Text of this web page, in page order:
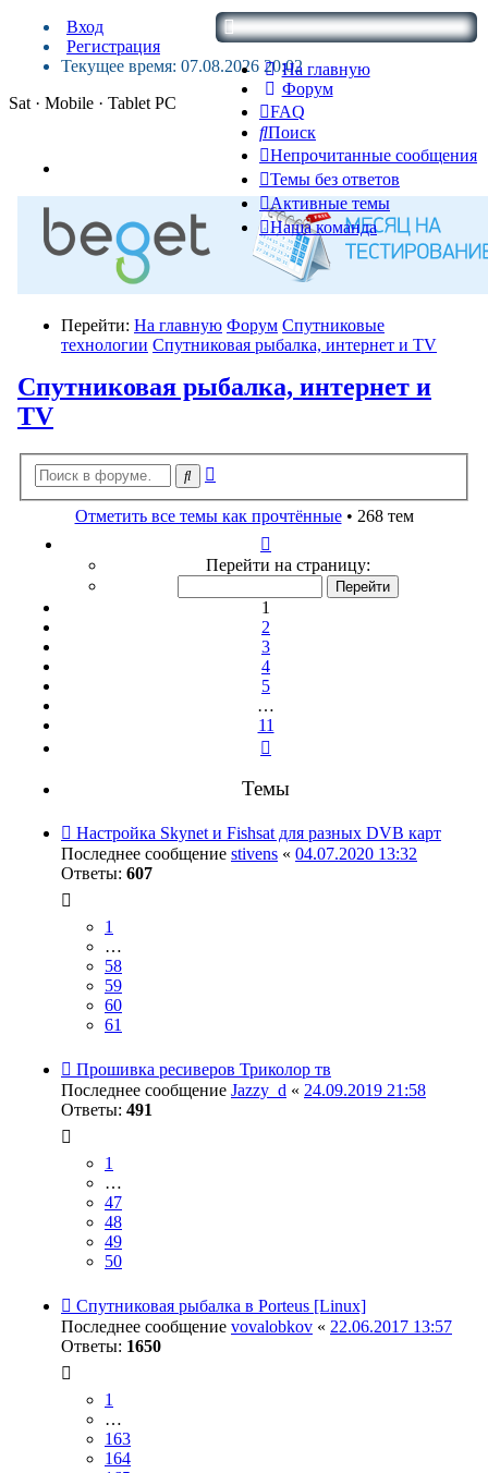
На главную
Форум
FAQ
Поиск
Непрочитанные сообщения
Темы без ответов
Активные темы
Наша команда
Вход
Регистрация
Текущее время: 07.08.2026 20:02
Sat · Mobile · Tablet PC
Перейти: На главную Форум Спутниковые
технологии Спутниковая рыбалка, интернет и TV
Спутниковая рыбалка, интернет и
TV
Поиск
Отметить все темы как прочтённые• 268 тем
1
из
11
Перейти на страницу:
1
2
3
4
5
…
11
Темы
Настройка Skynet и Fishsat для разных DVB карт
Последнее сообщение stivens « 04.07.2020 13:32
Ответы: 607
1
…
58
59
60
61
Прошивка ресиверов Триколор тв
Последнее сообщение Jazzy_d « 24.09.2019 21:58
Ответы: 491
1
…
47
48
49
50
Спутниковая рыбалка в Porteus [Linux]
Последнее сообщение vovalobkov « 22.06.2017 13:57
Ответы: 1650
1
…
163
164